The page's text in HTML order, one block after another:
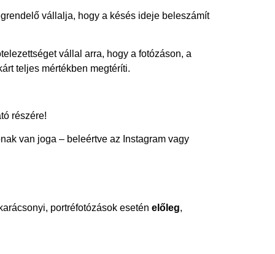
vállalja, hogy a késés ideje beleszámít
vállal arra, hogy a fotózáson, a
teljes mértékben megtéríti.
részére!
van joga – beleértve az Instagram vagy
portréfotózások esetén előleg,